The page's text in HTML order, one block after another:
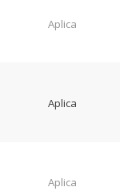
Aplica
Aplica
Aplica